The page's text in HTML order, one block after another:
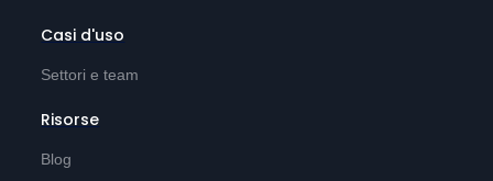
Casi d'uso
Settori e team
Risorse
Blog